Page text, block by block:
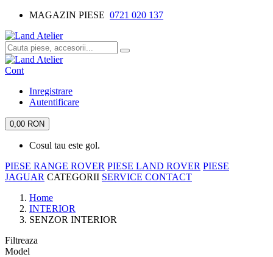
MAGAZIN PIESE 0721 020 137
Cont
Inregistrare
Autentificare
0,00 RON
Cosul tau este gol.
PIESE RANGE ROVER PIESE LAND ROVER PIESE
JAGUAR CATEGORII SERVICE CONTACT
Home
INTERIOR
SENZOR INTERIOR
Filtreaza
Model